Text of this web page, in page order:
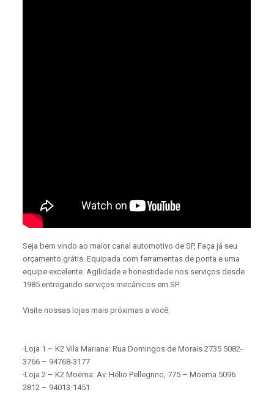
Seja bem vindo ao maior canal automotivo de SP, Faça já seu
orçamento grátis. Equipada com ferramentas de ponta e uma
equipe excelente. Agilidade e honestidade nos serviços desde
1985 entregando serviços mecânicos em SP.
Visite nossas lojas mais próximas a você:
·Loja 1 – K2 Vila Mariana: Rua Domingos de Morais 2735 5082-
3766 – 94768-3177
·Loja 2 – K2 Moema: Av. Hélio Pellegrino, 775 – Moema 5096
2812 – 94013-1451